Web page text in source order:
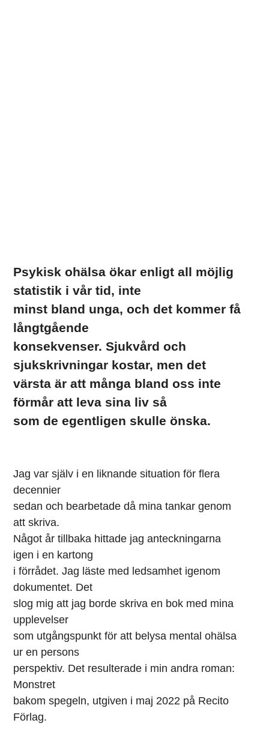
Psykisk ohälsa ökar enligt all möjlig
statistik i vår tid, inte
minst bland unga, och det kommer få
långtgående
konsekvenser. Sjukvård och
sjukskrivningar kostar, men det
värsta är att många bland oss inte
förmår att leva sina liv så
som de egentligen skulle önska.
Jag var själv i en liknande situation för flera
decennier
sedan och bearbetade då mina tankar genom
att skriva.
Något år tillbaka hittade jag anteckningarna
igen i en kartong
i förrådet. Jag läste med ledsamhet igenom
dokumentet. Det
slog mig att jag borde skriva en bok med mina
upplevelser
som utgångspunkt för att belysa mental ohälsa
ur en persons
perspektiv. Det resulterade i min andra roman:
Monstret
bakom spegeln, utgiven i maj 2022 på Recito
Förlag.